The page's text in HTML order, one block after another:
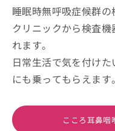
睡眠時無呼吸症候群の
クリニックから検査
れます。
日常生活で気を付け
にも乗ってもらえます。
こころ耳鼻咽